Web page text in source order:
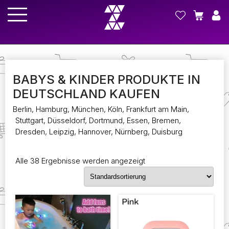
BABYS & KINDER PRODUKTE IN
DEUTSCHLAND KAUFEN
Berlin, Hamburg, München, Köln, Frankfurt am Main,
Stuttgart, Düsseldorf, Dortmund, Essen, Bremen,
Dresden, Leipzig, Hannover, Nürnberg, Duisburg
Alle 38 Ergebnisse werden angezeigt